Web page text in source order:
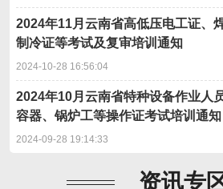
2024年11月云南省高低压电工证、
制冷证等考试及复审培训通知
2024-10-28 16:56:04
2024年10月云南省特种设备作业人
容器、锅炉工等操作证考试培训通知
2024-09-28 19:14:33
资讯专